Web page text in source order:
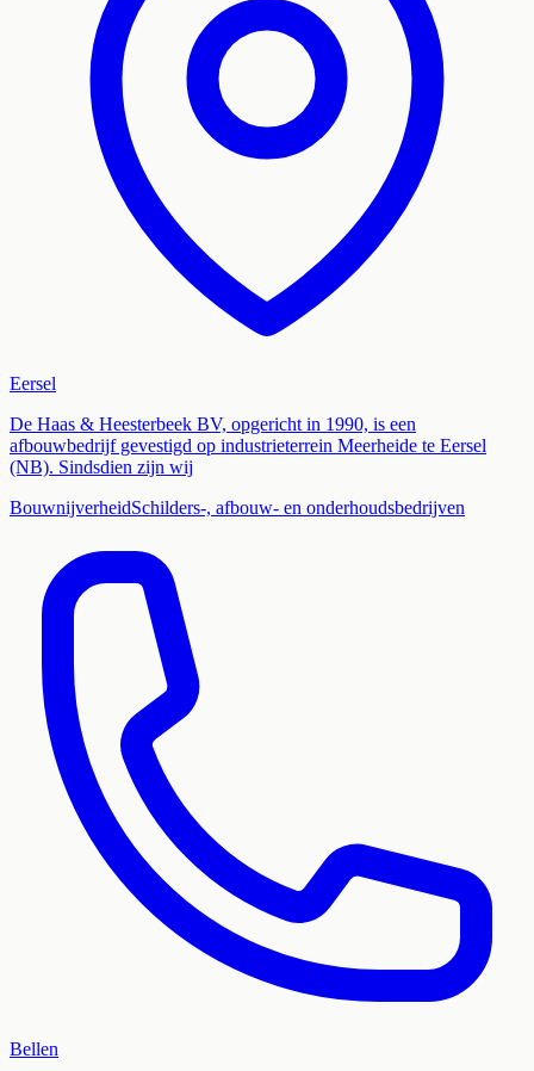
Eersel
De Haas & Heesterbeek BV, opgericht in 1990, is een
afbouwbedrijf gevestigd op industrieterrein Meerheide te Eersel
(NB). Sindsdien zijn wij
BouwnijverheidSchilders-, afbouw- en onderhoudsbedrijven
Bellen